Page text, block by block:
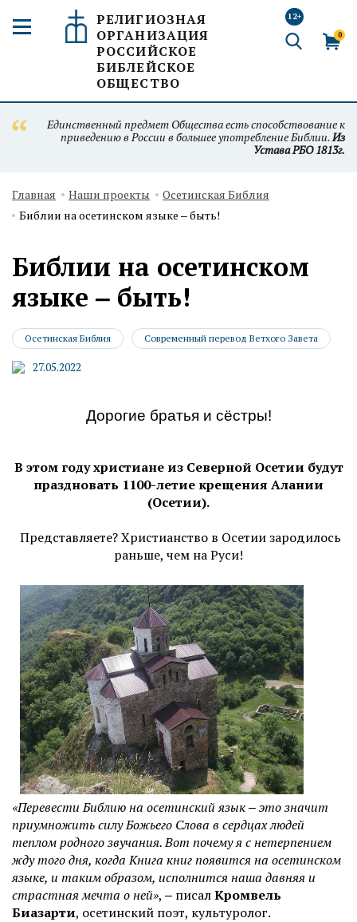
РЕЛИГИОЗНАЯ
ОРГАНИЗАЦИЯ
РОССИЙСКОЕ
БИБЛЕЙСКОЕ
ОБЩЕСТВО
12+
0
Единственный предмет Общества есть способствование к
приведению в России в большее употребление Библии.Из
Устава РБО 1813г.
Главная Наши проекты
Осетинская Библия
Библии на осетинском языке ‒ быть!
Библии на осетинском
языке ‒ быть!
Осетинская Библия Современный перевод Ветхого Завета
27.05.2022
Дорогие братья и сёстры!
В этом году христиане из Северной Осетии будут
праздновать 1100-летие крещения Алании
(Осетии).
Представляете? Христианство в Осетии зародилось
раньше, чем на Руси!
«Перевести Библию на осетинский язык ‒ это значит
приумножить силу Божьего Слова в сердцах людей
теплом родного звучания. Вот почему я с нетерпением
жду того дня, когда Книга книг появится на осетинском
языке, и таким образом, исполнится наша давняя и
страстная мечта о ней», ‒ писалКромвель
Биазарти, осетинский поэт, культуролог.